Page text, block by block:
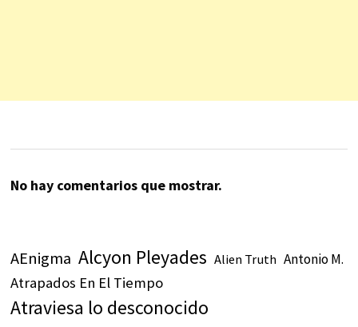
No hay comentarios que mostrar.
AEnigma Alcyon Pleyades Alien Truth Antonio M.
Atrapados En El Tiempo
Atraviesa lo desconocido